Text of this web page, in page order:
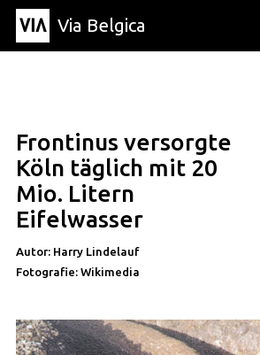
Via Belgica
Artikel
Bildung
Rezept
Freunde
Über Via Belgica
artikel
Frontinus versorgte
Köln täglich mit 20
Mio. Litern
Eifelwasser
Autor: Harry Lindelauf
Fotografie: Wikimedia